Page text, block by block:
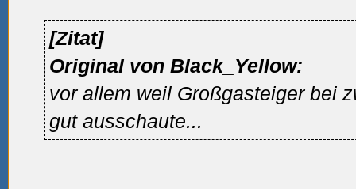
[Zitat]
Original von Black_Yellow:
vor allem weil Großgasteiger bei
gut ausschaute...